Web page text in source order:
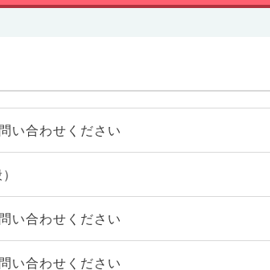
い合わせください
い合わせください
い合わせください